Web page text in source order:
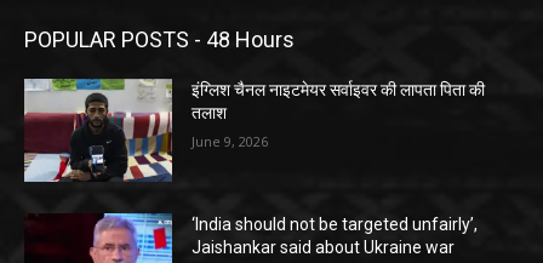
POPULAR POSTS - 48 Hours
इंग्लिश चैनल नाइटमेयर सर्वाइवर की लापता पिता की
तलाश
June 9, 2026
‘India should not be targeted unfairly’,
Jaishankar said about Ukraine war